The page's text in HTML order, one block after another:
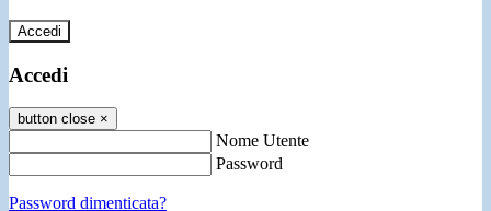
Accedi
Accedi
button close ×
Nome Utente
Password
Password dimenticata?